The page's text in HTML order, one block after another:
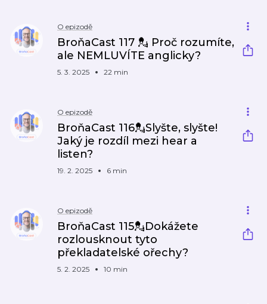
O epizodě
BroňaCast 117 💂 Proč rozumíte,
ale NEMLUVÍTE anglicky?
5. 3. 2025 22 min
O epizodě
BroňaCast 116💂Slyšte, slyšte!
Jaký je rozdíl mezi hear a
listen?
19. 2. 2025 6 min
O epizodě
BroňaCast 115💂Dokážete
rozlousknout tyto
překladatelské ořechy?
5. 2. 2025 10 min